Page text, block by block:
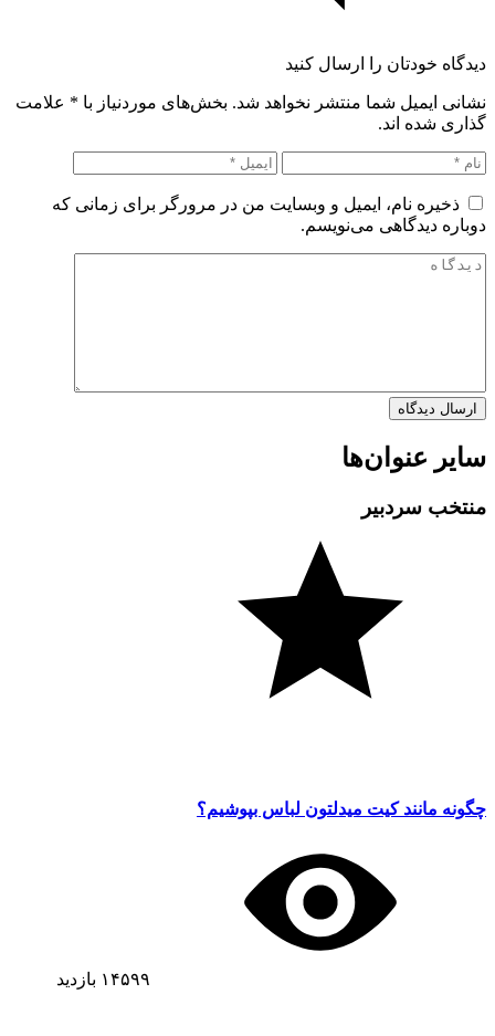
دیدگاه خودتان را ارسال کنید
نشانی ایمیل شما منتشر نخواهد شد. بخش‌های موردنیاز با * علامت
گذاری شده اند.
ذخیره نام، ایمیل و وبسایت من در مرورگر برای زمانی که
دوباره دیدگاهی می‌نویسم.
سایر عنوان‌ها
منتخب سردبیر
چگونه مانند کیت میدلتون لباس بپوشیم؟
۱۴۵۹۹ بازدید